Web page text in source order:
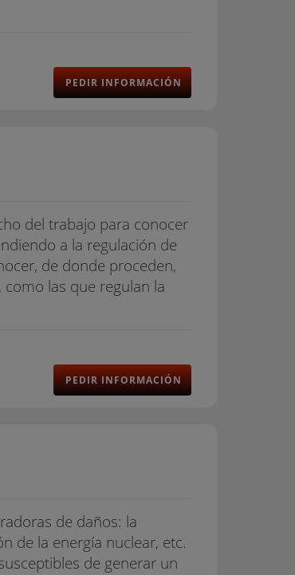
PEDIR INFORMACIÓN
del trabajo para conocer
a la regulación de
de donde proceden,
las que regulan la
PEDIR INFORMACIÓN
de daños: la
de la energía nuclear, etc.
de generar un